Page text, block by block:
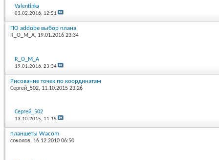
Valentinka
03.02.2016, 12:51
ПО addobe выбор плана
R_O_M_A, 19.01.2016 23:34
R_O_M_A
19.01.2016,23:34
Рисование точек по координатам
Сергей_502, 11.10.2015 23:26
Сергей_502
13.10.2015, 11:15
планшеты Wacom
соколов, 16.12.2010 06:50